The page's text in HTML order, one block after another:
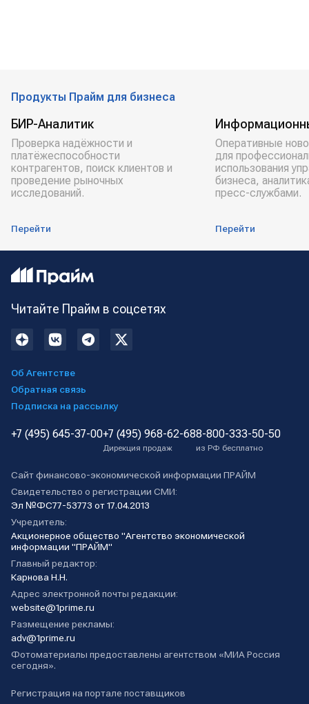
Продукты Прайм для бизнеса
БИР-Аналитик
Проверка надёжности и
платёжеспособности
контрагентов, поиск клиентов и
проведение рыночных
исследований.
Перейти
Оперативные
для
использования
бизнеса,
пресс-службами.
Перейти
Читайте Прайм в соцсетях
Об Агентстве
Обратная связь
Подписка на рассылку
+7 (495) 645-37-00+7 (495) 968-62-68
Дирекция продаж
8-800-333-50-50
из РФ бесплатно
Сайт финансово-экономической информации ПРАЙМ
Свидетельство о регистрации СМИ:
Эл №ФС77-53773 от 17.04.2013
Учредитель:
Акционерное общество "Агентство экономической
информации "ПРАЙМ"
Главный редактор:
Карнова Н.Н.
Адрес электронной почты редакции:
website@1prime.ru
Размещение рекламы:
adv@1prime.ru
Фотоматериалы предоставлены агентством «МИА Россия
сегодня».
Регистрация на портале поставщиков